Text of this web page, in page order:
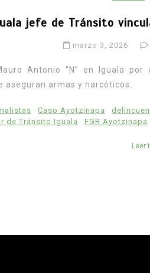
jefe de Tránsito
marzo 3, 2026
Antonio “N” en Iguala
aseguran armas y narcóticos.
Caso Ayotzinapa
de Tránsito Iguala
FGR Ayotzinapa
Leer